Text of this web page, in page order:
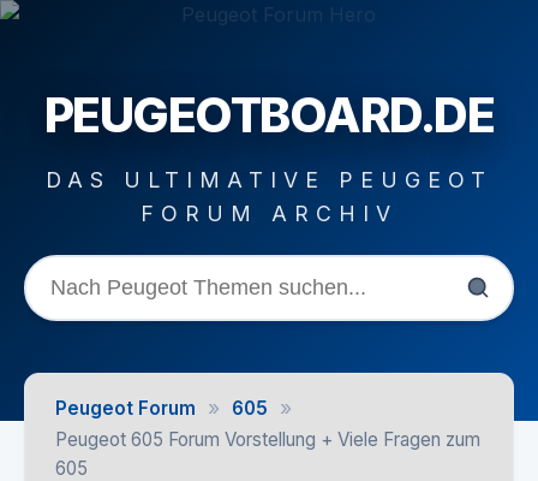
PEUGEOTBOARD.DE
DAS ULTIMATIVE PEUGEOT
FORUM ARCHIV
Peugeot Forum » 605 »
Peugeot 605 Forum Vorstellung + Viele Fragen zum
605